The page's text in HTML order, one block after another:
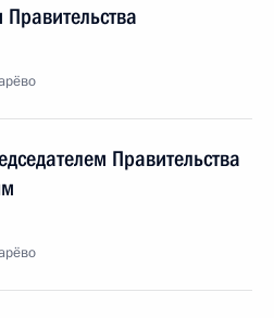
Правительства